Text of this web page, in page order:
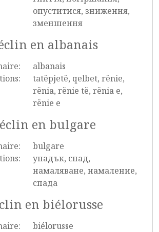
опуститися, зниження,
зменшення
en albanais
albanais
tatëpjetë, qelbet, rënie,
rënia, rënie të, rënia e,
rënie e
en bulgare
bulgare
упадък, спад,
намаляване, намаление,
спада
en biélorusse
biélorusse